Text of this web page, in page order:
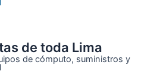
de toda Lima
de cómputo, suministros y